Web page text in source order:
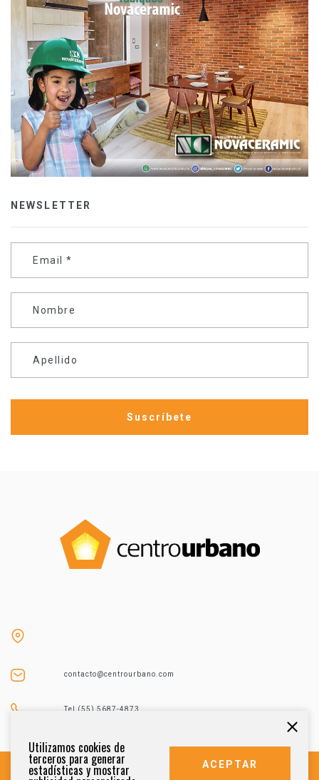
NEWSLETTER
Email *
Nombre
Apellido
contacto@centrourbano.com
Tel (55) 5687-4873
Utilizamos cookies de
terceros para generar
estadísticas y mostrar ACEPTAR